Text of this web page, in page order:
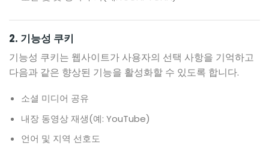
2. 기능성 쿠키
기능성 쿠키는 웹사이트가 사용자의 선택 사항을 기억하고
다음과 같은 향상된 기능을 활성화할 수 있도록 합니다.
소셜 미디어 공유
내장 동영상 재생(예: YouTube)
언어 및 지역 선호도